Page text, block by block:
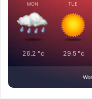
MON
26.2 °c
TUE
29.5°c